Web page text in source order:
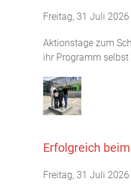
Freitag, 31 Juli 2026
Aktionstage zum
ihr Programm
Erfolgreich
Freitag, 31 Juli